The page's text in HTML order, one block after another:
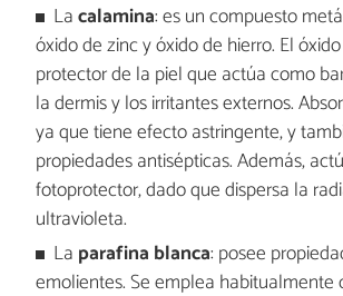
Lacalamina: es un compuesto
óxido de zinc y óxido de hierro. El
protector de la piel que actúa como
la dermis y los irritantes externos.
ya que tiene efecto astringente, y
propiedades antisépticas. Además,
fotoprotector, dado que dispersa la
ultravioleta.
La parafina blanca: posee
emolientes. Se emplea habitualmente